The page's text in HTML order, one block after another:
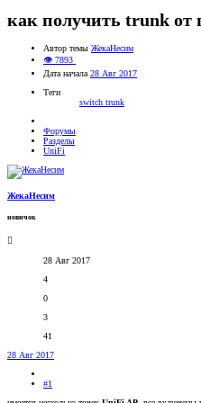
как получить trunk от
Автор темы ЖекаНесим
👁 7893
Дата начала 28 Авг 2017
Теги
switch trunk
Форумы
Разделы
UniFi
ЖекаНесим
новичок
28 Авг 2017
4
0
3
41
28 Авг 2017
#1